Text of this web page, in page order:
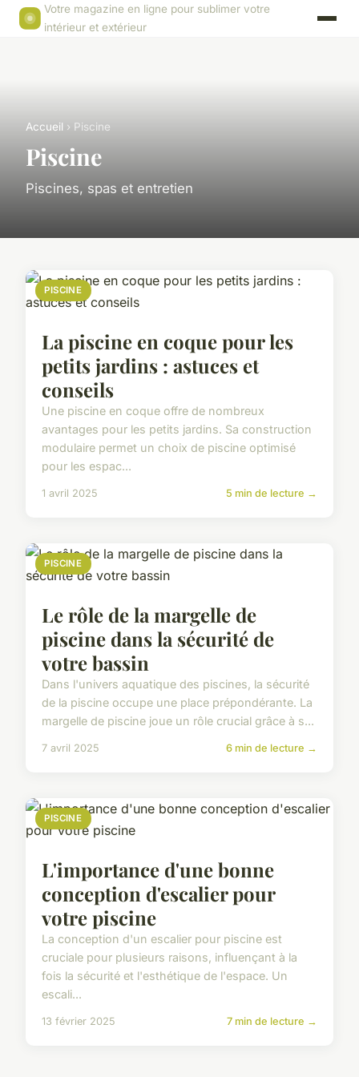
Votre magazine en ligne pour sublimer votre
intérieur et extérieur
Accueil › Piscine
Piscine
Piscines, spas et entretien
PISCINE
La piscine en coque pour les
petits jardins : astuces et
conseils
Une piscine en coque offre de nombreux
avantages pour les petits jardins. Sa construction
modulaire permet un choix de piscine optimisé
pour les espac...
1 avril 2025 5 min de lecture →
PISCINE
Le rôle de la margelle de
piscine dans la sécurité de
votre bassin
Dans l'univers aquatique des piscines, la sécurité
de la piscine occupe une place prépondérante. La
margelle de piscine joue un rôle crucial grâce à s...
7 avril 2025 6 min de lecture →
PISCINE
L'importance d'une bonne
conception d'escalier pour
votre piscine
La conception d'un escalier pour piscine est
cruciale pour plusieurs raisons, influençant à la
fois la sécurité et l'esthétique de l'espace. Un
escali...
13 février 2025 7 min de lecture →